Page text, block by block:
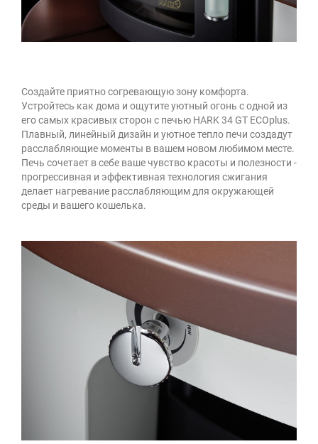
Создайте приятно согревающую зону комфорта.
Устройтесь как дома и ощутите уютный огонь с одной из
его самых красивых сторон с печью HARK 34 GT ECOplus.
Плавный, линейный дизайн и уютное тепло печи создадут
расслабляющие моменты в вашем новом любимом месте.
Печь сочетает в себе ваше чувство красоты и полезности -
прогрессивная и эффективная технология сжигания
делает нагревание расслабляющим для окружающей
среды и вашего кошелька.